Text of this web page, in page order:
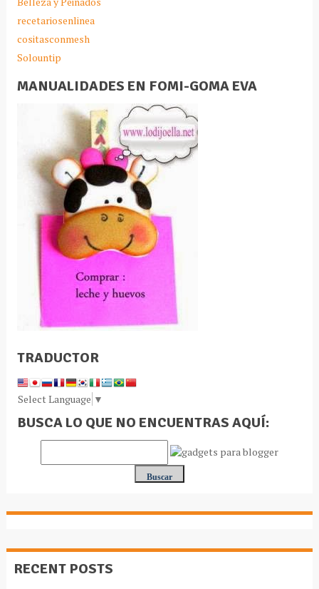
recetariosenlinea
cositasconmesh
Solountip
MANUALIDADES EN FOMI-GOMA EVA
TRADUCTOR
Select Language ▼
BUSCA LO QUE NO ENCUENTRAS AQUÍ:
RECENT POSTS